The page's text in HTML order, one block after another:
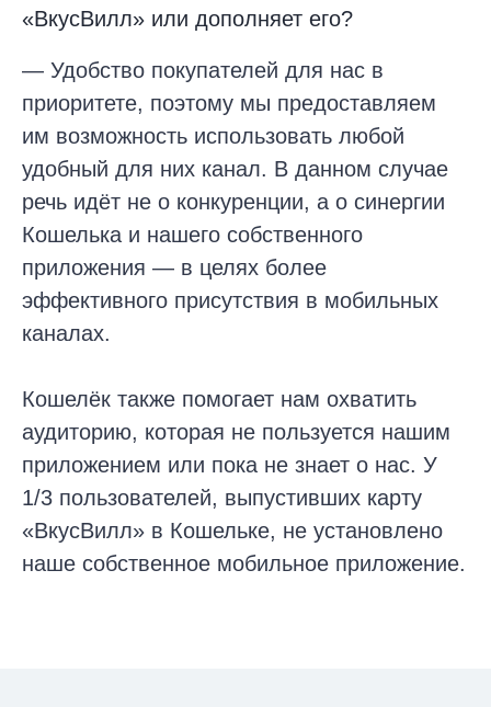
«ВкусВилл» или дополняет его?
— Удобство покупателей для нас в
приоритете, поэтому мы предоставляем
им возможность использовать любой
удобный для них канал. В данном случае
речь идёт не о конкуренции, а о синергии
Кошелька и нашего собственного
приложения — в целях более
эффективного присутствия в мобильных
каналах.
Кошелёк также помогает нам охватить
аудиторию, которая не пользуется нашим
приложением или пока не знает о нас. У
1/3 пользователей, выпустивших карту
«ВкусВилл» в Кошельке, не установлено
наше собственное мобильное приложение.